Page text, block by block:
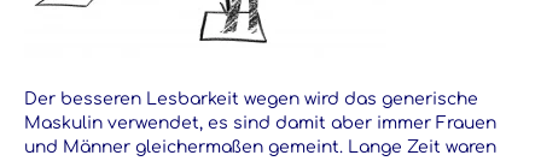
Der besseren Lesbarkeit wegen wird das generische
Maskulin verwendet, es sind damit aber immer Frauen
und Männer gleichermaßen gemeint. Lange Zeit waren